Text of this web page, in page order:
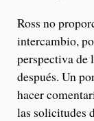
Ross no
intercambio,
perspectiva de
después. Un
hacer
las solicitudes